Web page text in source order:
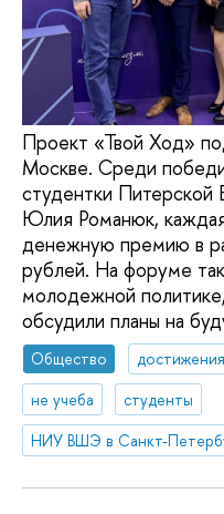
Проект «Твой Ход»
Москве. Среди
студентки Питерской
Юлия Романюк, каждая
денежную премию в
рублей. На форуме
молодежной
обсудили планы на
Общество
достижения
не учеба
студенты
НИУ ВШЭ в Санкт-